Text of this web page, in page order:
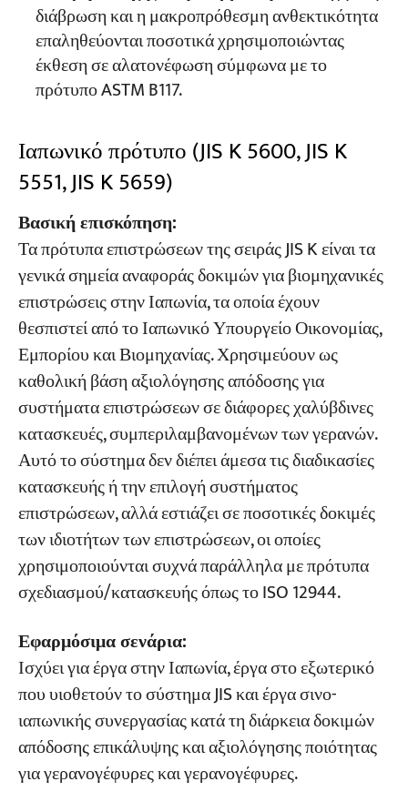
διάβρωση και η μακροπρόθεσμη ανθεκτικότητα
επαληθεύονται ποσοτικά χρησιμοποιώντας
έκθεση σε αλατονέφωση σύμφωνα με το
πρότυπο ASTM B117.
Ιαπωνικό πρότυπο (JIS K 5600, JIS K
5551, JIS K 5659)
Βασική επισκόπηση:
Τα πρότυπα επιστρώσεων της σειράς JIS K είναι τα
γενικά σημεία αναφοράς δοκιμών για βιομηχανικές
επιστρώσεις στην Ιαπωνία, τα οποία έχουν
θεσπιστεί από το Ιαπωνικό Υπουργείο Οικονομίας,
Εμπορίου και Βιομηχανίας. Χρησιμεύουν ως
καθολική βάση αξιολόγησης απόδοσης για
συστήματα επιστρώσεων σε διάφορες χαλύβδινες
κατασκευές, συμπεριλαμβανομένων των γερανών.
Αυτό το σύστημα δεν διέπει άμεσα τις διαδικασίες
κατασκευής ή την επιλογή συστήματος
επιστρώσεων, αλλά εστιάζει σε ποσοτικές δοκιμές
των ιδιοτήτων των επιστρώσεων, οι οποίες
χρησιμοποιούνται συχνά παράλληλα με πρότυπα
σχεδιασμού/κατασκευής όπως το ISO 12944.
Εφαρμόσιμα σενάρια:
Ισχύει για έργα στην Ιαπωνία, έργα στο εξωτερικό
που υιοθετούν το σύστημα JIS και έργα σινο-
ιαπωνικής συνεργασίας κατά τη διάρκεια δοκιμών
απόδοσης επικάλυψης και αξιολόγησης ποιότητας
για γερανογέφυρες και γερανογέφυρες.